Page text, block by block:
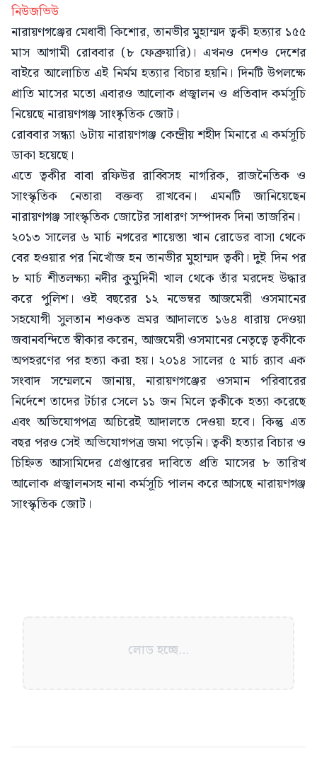
নিউজভিউ
নারায়ণগঞ্জের মেধাবী কিশোর, তানভীর মুহাম্মদ ত্বকী হত্যার ১৫৫
মাস আগামী রোববার (৮ ফেব্রুয়ারি)। এখনও দেশও দেশের
বাইরে আলোচিত এই নির্মম হত্যার বিচার হয়নি। দিনটি উপলক্ষে
প্রাতি মাসের মতো এবারও আলোক প্রজ্বালন ও প্রতিবাদ কর্মসূচি
নিয়েছে নারায়ণগঞ্জ সাংষ্কৃতিক জোট।
রোববার সন্ধ্যা ৬টায় নারায়ণগঞ্জ কেন্দ্রীয় শহীদ মিনারে এ কর্মসূচি
ডাকা হয়েছে।
এতে ত্বকীর বাবা রফিউর রাব্বিসহ নাগরিক, রাজনৈতিক ও
সাংস্কৃতিক নেতারা বক্তব্য রাখবেন। এমনটি জানিয়েছেন
নারায়ণগঞ্জ সাংস্কৃতিক জোটের সাধারণ সম্পাদক দিনা তাজরিন।
২০১৩ সালের ৬ মার্চ নগরের শায়েস্তা খান রোডের বাসা থেকে
বের হওয়ার পর নিখোঁজ হন তানভীর মুহাম্মদ ত্বকী। দুই দিন পর
৮ মার্চ শীতলক্ষ্যা নদীর কুমুদিনী খাল থেকে তাঁর মরদেহ উদ্ধার
করে পুলিশ। ওই বছরের ১২ নভেম্বর আজমেরী ওসমানের
সহযোগী সুলতান শওকত ভ্রমর আদালতে ১৬৪ ধারায় দেওয়া
জবানবন্দিতে স্বীকার করেন, আজমেরী ওসমানের নেতৃত্বে ত্বকীকে
অপহরণের পর হত্যা করা হয়। ২০১৪ সালের ৫ মার্চ র‍্যাব এক
সংবাদ সম্মেলনে জানায়, নারায়ণগঞ্জের ওসমান পরিবারের
নির্দেশে তাদের টর্চার সেলে ১১ জন মিলে ত্বকীকে হত্যা করেছে
এবং অভিযোগপত্র অচিরেই আদালতে দেওয়া হবে। কিন্তু এত
বছর পরও সেই অভিযোগপত্র জমা পড়েনি। ত্বকী হত্যার বিচার ও
চিহ্নিত আসামিদের গ্রেপ্তারের দাবিতে প্রতি মাসের ৮ তারিখ
আলোক প্রজ্বালনসহ নানা কর্মসূচি পালন করে আসছে নারায়ণগঞ্জ
সাংস্কৃতিক জোট।
লোড হচ্ছে...